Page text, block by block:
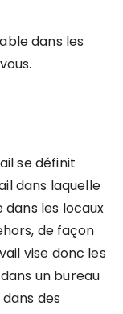
dans les
se définit
dans laquelle
les locaux
de façon
vise donc les
un bureau
des